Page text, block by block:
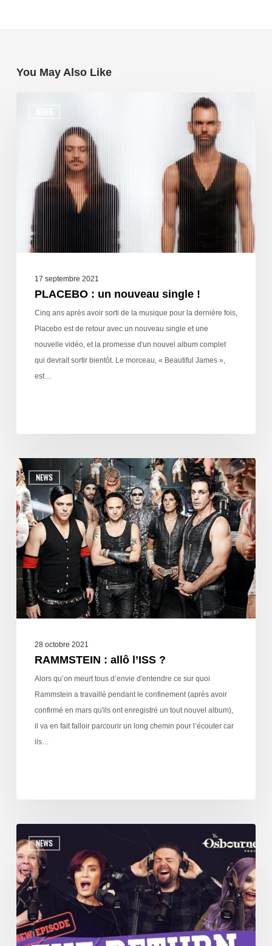
You May Also Like
17 septembre 2021
PLACEBO : un nouveau single !
Cinq ans après avoir sorti de la musique pour la dernière fois,
Placebo est de retour avec un nouveau single et une
nouvelle vidéo, et la promesse d'un nouvel album complet
qui devrait sortir bientôt. Le morceau, « Beautiful James »,
est…
NEWS
28 octobre 2021
RAMMSTEIN : allô l’ISS ?
Alors qu’on meurt tous d’envie d'entendre ce sur quoi
Rammstein a travaillé pendant le confinement (après avoir
confirmé en mars qu'ils ont enregistré un tout nouvel album),
il va en fait falloir parcourir un long chemin pour l’écouter car
ils…
NEWS